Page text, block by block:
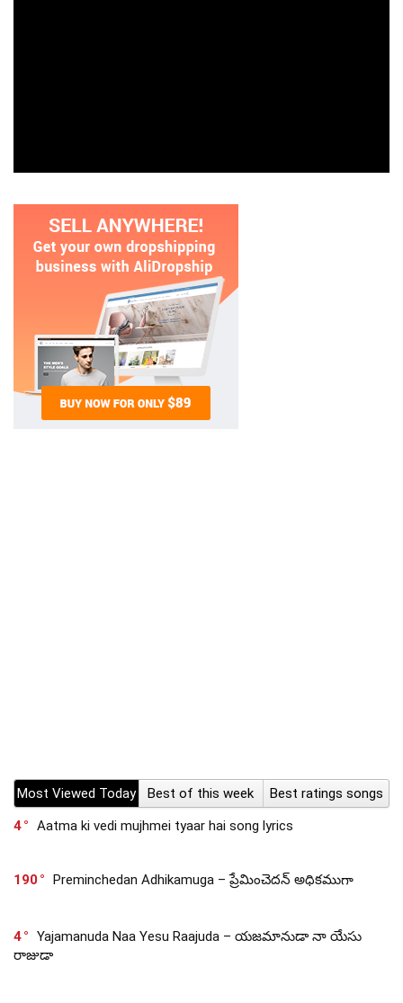
Most Viewed Today Best of this week
Best ratings songs
4
Aatma ki vedi mujhmei tyaar hai song lyrics
190 Preminchedan Adhikamuga – ప్రేమించెదన్ అధికముగా
4
Yajamanuda Naa Yesu Raajuda – యజమానుడా నా యేసు
రాజుడా